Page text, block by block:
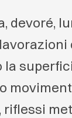
devoré,
la
riflessi